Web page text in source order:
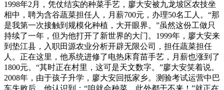
1998年2月，凭仗结实的种菜手艺，廖大安被九龙坡区农技坐
相中，聘为含谷蔬菜担任人，月薪700元，办理50名工人。“那
是我第一次接触到规模化种植，大开眼界。”虽然这份工做只
持续了一年，但为他打开了新世界的大门。1999年，廖大安来
到垫江县，入职田源农业分析开辟无限公司，担任蔬菜担任
人。正在这里，他系统进修了电热床育苗手艺，月薪也涨到了
1800元。“其时正在村里，这可是天文数字。”廖大安笑着说。
2008年，由于孩子升学，廖大安回抵家乡。测验考试运营中巴
车失败后，他认识到：“咱就会种菜，此外都干不来！”就正在